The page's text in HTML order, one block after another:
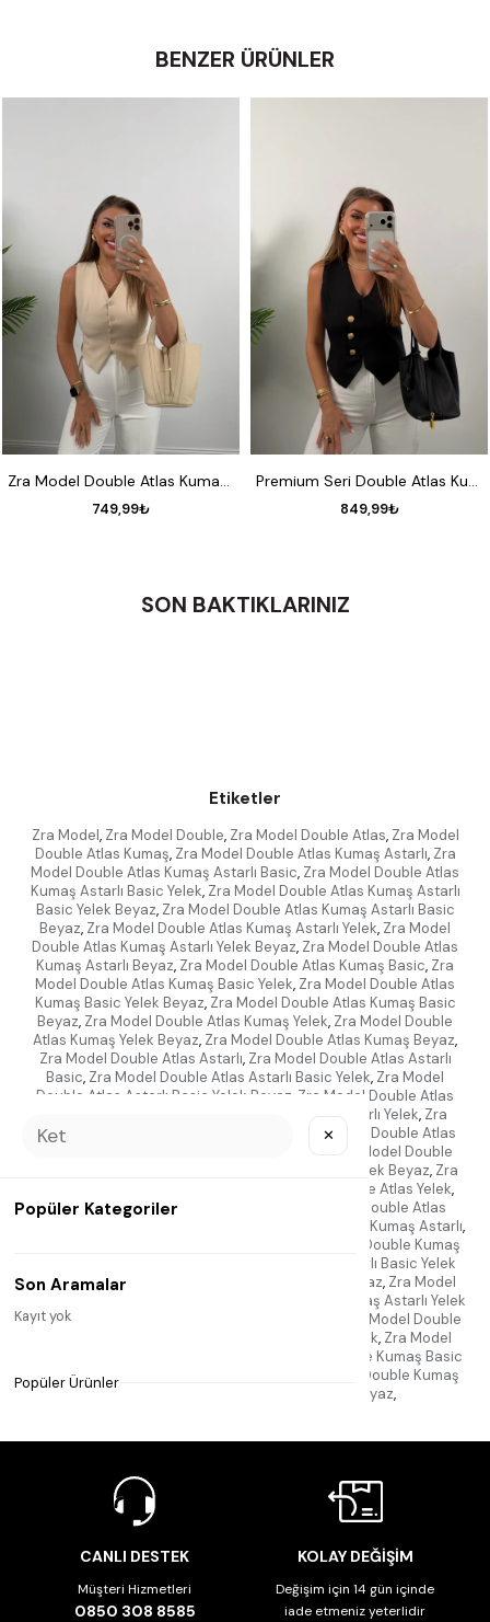
BENZER ÜRÜNLER
S M L Zra Model Double Atlas Kumaş Astarlı Basic Yelek Taş
749,99₺
M L XL Premium Seri Double Atlas Kumaş 3 Gold Düğmeli Yelek Siyah
849,99₺
SON BAKTIKLARINIZ
Etiketler
Zra Model, Zra Model Double, Zra Model Double Atlas, Zra Model
Double Atlas Kumaş, Zra Model Double Atlas Kumaş Astarlı, Zra
Model Double Atlas Kumaş Astarlı Basic, Zra Model Double Atlas
Kumaş Astarlı Basic Yelek, Zra Model Double Atlas Kumaş Astarlı
Basic Yelek Beyaz, Zra Model Double Atlas Kumaş Astarlı Basic
Beyaz, Zra Model Double Atlas Kumaş Astarlı Yelek, Zra Model
Double Atlas Kumaş Astarlı Yelek Beyaz, Zra Model Double Atlas
Kumaş Astarlı Beyaz, Zra Model Double Atlas Kumaş Basic, Zra
Model Double Atlas Kumaş Basic Yelek, Zra Model Double Atlas
Kumaş Basic Yelek Beyaz, Zra Model Double Atlas Kumaş Basic
Beyaz, Zra Model Double Atlas Kumaş Yelek, Zra Model Double
Atlas Kumaş Yelek Beyaz, Zra Model Double Atlas Kumaş Beyaz,
Zra Model Double Atlas Astarlı, Zra Model Double Atlas Astarlı
Basic, Zra Model Double Atlas Astarlı Basic Yelek, Zra Model
Double Atlas Astarlı Basic Yelek Beyaz Zra Model Double Atlas
Zra Model Double Atlas Astarlı Yelek, Zra
Model Double Atlas Astarlı Yelek Beyaz
Zra Model Double Atlas
Zra Model Double
Zra Model Double Atlas Basic Yelek Beyaz, Zra
Zra Model Double Atlas Yelek,
Zra Model Double Atlas Yelek Beyaz
Zra Model Double Atlas
Zra Model Double Kumaş Astarlı,
Zra Model Double Kumaş
Zra Model Double Kumaş Astarlı Basic Yelek
Beyaz,Zra Model Double Kumaş Astarlı Basic Beyaz, Zra Model
Zra Model Double Kumaş Astarlı Yelek
Beyaz,
Zra Model Double
Zra Model Double Kumaş Basic Yelek, Zra Model
Zra Model Double Kumaş Basic
Beyaz, Zra Model Double Kumaş Yelek
Zra Model Double Kumaş
Yelek Beyaz
Zra Model Double Kumaş Beyaz,
CANLI DESTEK
Müşteri Hizmetleri
0850 308 8585
KOLAY DEĞİŞİM
Değişim için 14 gün içinde
iade etmeniz yeterlidir
✕
Popüler Kategoriler
Son Aramalar
Kayıt yok
Popüler Ürünler